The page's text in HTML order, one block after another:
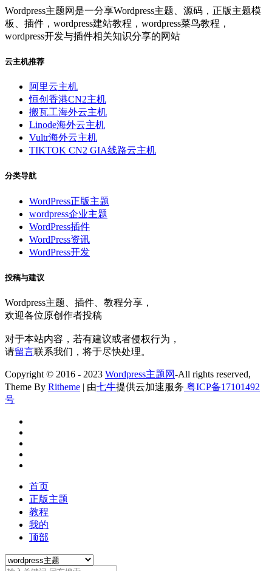
Wordpress主题网是一分享Wordpress主题、源码，正版主题模
板、插件，wordpress建站教程，wordpress菜鸟教程，
wordpress开发与插件相关知识分享的网站
云主机推荐
阿里云主机
恒创香港CN2主机
搬瓦工海外云主机
Linode海外云主机
Vultr海外云主机
TIKTOK CN2 GIA线路云主机
分类导航
WordPress正版主题
wordpress企业主题
WordPress插件
WordPress资讯
WordPress开发
投稿与建议
Wordpress主题、插件、教程分享，
欢迎各位原创作者投稿
对于本站内容，若有建议或者侵权行为，
请留言联系我们，将于尽快处理。
Copyright © 2016 - 2023 Wordpress主题网-All rights reserved,
Theme By Ritheme | 由七牛提供云加速服务 粤ICP备17101492
号
首页
正版主题
教程
我的
顶部